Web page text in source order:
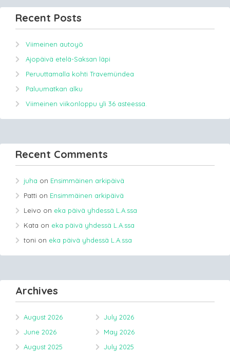
Recent Posts
Viimeinen autoyö
Ajopäivä etelä-Saksan läpi
Peruuttamalla kohti Travemündea
Paluumatkan alku
Viimeinen viikonloppu yli 36 asteessa.
Recent Comments
juha on Ensimmäinen arkipäivä
Patti on Ensimmäinen arkipäivä
Leivo on eka päivä yhdessä L.A.ssa
Kata on eka päivä yhdessä L.A.ssa
toni on eka päivä yhdessä L.A.ssa
Archives
August 2026
July 2026
June 2026
May 2026
August 2025
July 2025